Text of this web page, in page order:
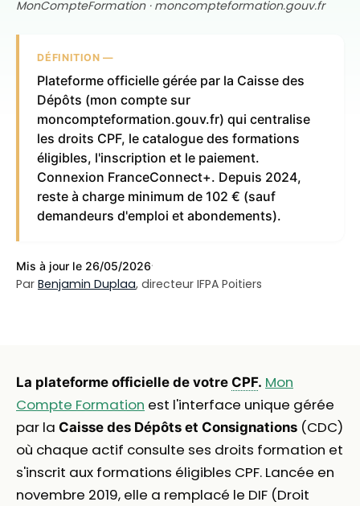
MonCompteFormation · moncompteformation.gouv.fr
DÉFINITION —
Plateforme officielle gérée par la Caisse des
Dépôts (mon compte sur
moncompteformation.gouv.fr) qui centralise
les droits CPF, le catalogue des formations
éligibles, l'inscription et le paiement.
Connexion FranceConnect+. Depuis 2024,
reste à charge minimum de 102 € (sauf
demandeurs d'emploi et abondements).
Mis à jour le 26/05/2026·
Par Benjamin Duplaa, directeur IFPA Poitiers
La plateforme officielle de votre CPF. Mon
Compte Formation est l'interface unique gérée
par la Caisse des Dépôts et Consignations (CDC)
où chaque actif consulte ses droits formation et
s'inscrit aux formations éligibles CPF. Lancée en
novembre 2019, elle a remplacé le DIF (Droit